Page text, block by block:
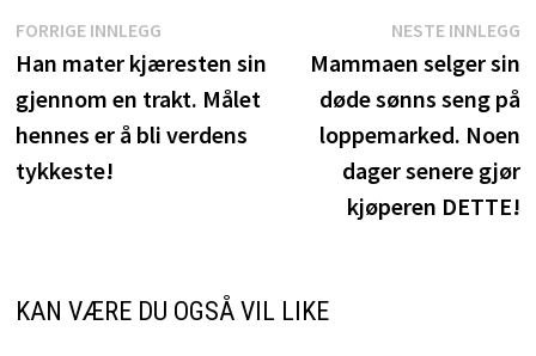
Innleggsnavigasjon
FORRIGE INNLEGGForrige
innlegg:
Han mater kjæresten sin
gjennom en trakt. Målet
hennes er å bli verdens
tykkeste!
NESTE INNLEGG
Mammaen selger sin
døde sønns seng på
loppemarked. Noen
dager senere gjør
kjøperen DETTE!
KAN VÆRE DU OGSÅ VIL LIKE